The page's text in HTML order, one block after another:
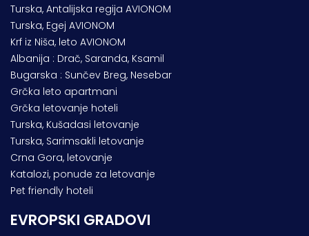
Turska, Antalijska regija AVIONOM
Turska, Egej AVIONOM
Krf iz Niša, leto AVIONOM
Albanija : Drač, Saranda, Ksamil
Bugarska : Sunčev Breg, Nesebar
Grčka leto apartmani
Grčka letovanje hoteli
Turska, Kušadasi letovanje
Turska, Sarimsakli letovanje
Crna Gora, letovanje
Katalozi, ponude za letovanje
Pet friendly hoteli
EVROPSKI GRADOVI